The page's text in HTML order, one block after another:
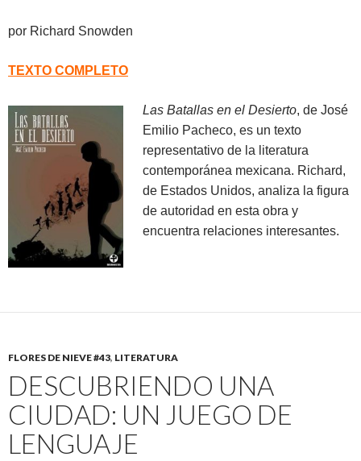
por Richard Snowden
TEXTO COMPLETO
Las Batallas en el Desierto, de José
Emilio Pacheco, es un texto
representativo de la literatura
contemporánea mexicana. Richard,
de Estados Unidos, analiza la figura
de autoridad en esta obra y
encuentra relaciones interesantes.
FLORES DE NIEVE #43, LITERATURA
DESCUBRIENDO UNA
CIUDAD: UN JUEGO DE
LENGUAJE